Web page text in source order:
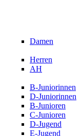
Damen
Herren
AH
B-Juniorinnen
D-Juniorinnen
B-Junioren
C-Junioren
D-Jugend
E-Jugend